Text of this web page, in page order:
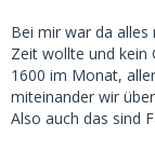
Bei mir war da alles
Zeit wollte und kein
1600 im Monat,
miteinander wir
Also auch das sind